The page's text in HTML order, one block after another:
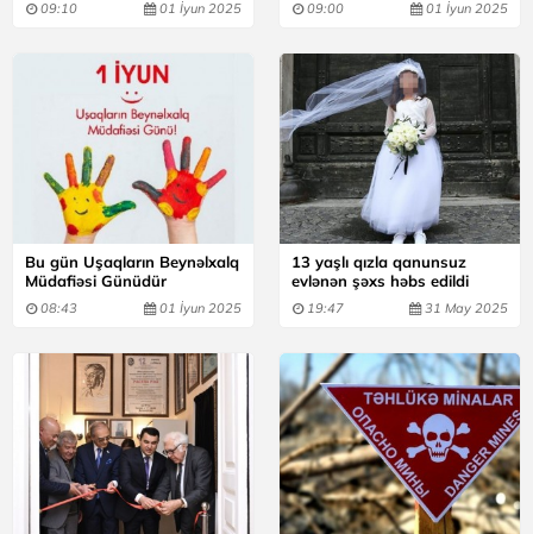
09:10 01 İyun 2025 09:00 01 İyun 2025
Bu gün Uşaqların Beynəlxalq
Müdafiəsi Günüdür
08:43 01 İyun 2025
13 yaşlı qızla qanunsuz
evlənən şəxs həbs edildi
19:47 31 May 2025